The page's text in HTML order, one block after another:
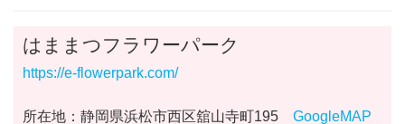
はままつフラワーパーク
https://e-flowerpark.com/
所在地：静岡県浜松市西区舘山寺町195 GoogleMAP